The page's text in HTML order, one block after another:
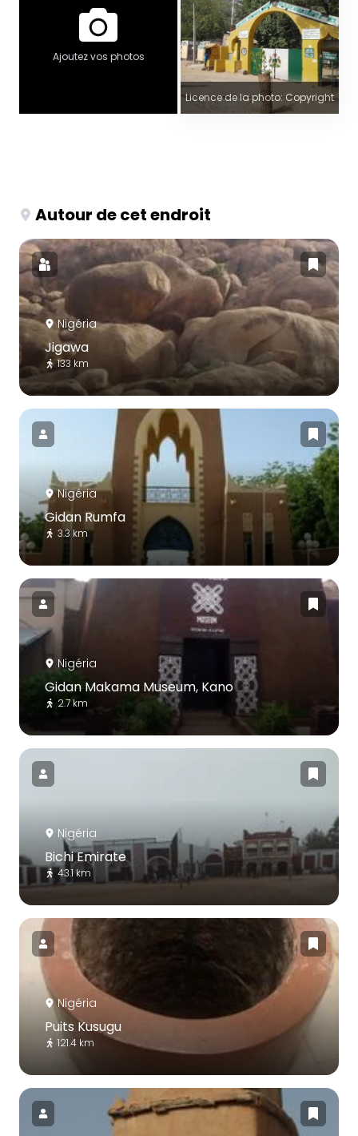
Ajoutez vos photos
Licence de la photo: Copyright
Autour de cet endroit
Nigéria
Jigawa
133 km
Nigéria
Gidan Rumfa
3.3 km
Nigéria
Gidan Makama Museum, Kano
2.7 km
Nigéria
Bichi Emirate
43.1 km
Nigéria
Puits Kusugu
121.4 km